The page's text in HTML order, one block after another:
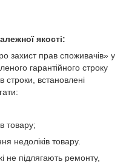
якості:
захист прав споживачів» у
гарантійного строку
строки, встановлені
товару;
недоліків товару.
не підлягають ремонту,